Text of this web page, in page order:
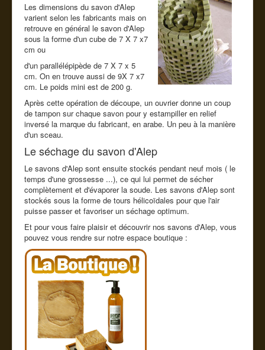
Les dimensions du savon d'Alep
varient selon les fabricants mais on
retrouve en général le savon d'Alep
sous la forme d'un cube de 7 X 7 x7
cm ou
d'un parallélépipède de 7 X 7 x 5
cm. On en trouve aussi de 9X 7 x7
cm. Le poids mini est de 200 g.
Après cette opération de découpe, un ouvrier donne un coup
de tampon sur chaque savon pour y estampiller en relief
inversé la marque du fabricant, en arabe. Un peu à la manière
d'un sceau.
Le séchage du savon d'Alep
Le savons d'Alep sont ensuite stockés pendant neuf mois ( le
temps d'une grossesse ...), ce qui lui permet de sécher
complètement et d'évaporer la soude. Les savons d'Alep sont
stockés sous la forme de tours hélicoïdales pour que l'air
puisse passer et favoriser un séchage optimum.
Et pour vous faire plaisir et découvrir nos savons d'Alep, vous
pouvez vous rendre sur notre espace boutique :